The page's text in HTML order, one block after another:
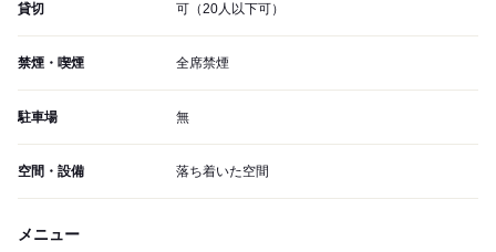
貸切 可（20人以下可）
禁煙・喫煙 全席禁煙
駐車場 無
空間・設備 落ち着いた空間
メニュー